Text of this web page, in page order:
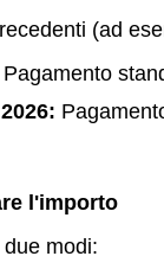
(ad
Pagamento
l'importo
modi: